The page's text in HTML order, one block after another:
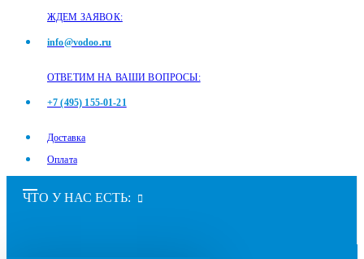
ЖДЕМ ЗАЯВОК:
info@vodoo.ru
ОТВЕТИМ НА ВАШИ ВОПРОСЫ:
+7 (495) 155-01-21
Доставка
Оплата
ЧТО У НАС ЕСТЬ: